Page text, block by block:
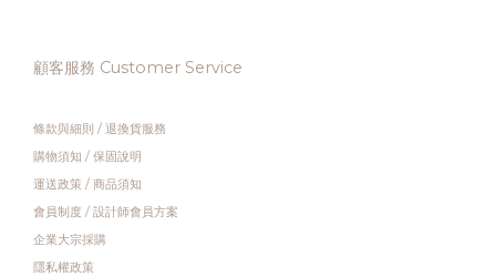
顧客服務 Customer Service
條款與細則 / 退換貨服務
購物須知 / 保固說明
運送政策 / 商品須知
會員制度 / 設計師會員方案
企業大宗採購
隱私權政策